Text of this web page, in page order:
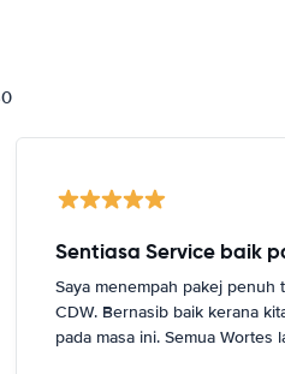
Saya menempah pakej penuh
CDW. Bernasib baik kerana
pada masa ini. Semua Wortes